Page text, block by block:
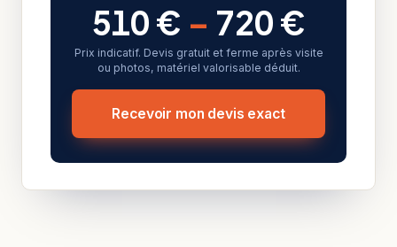
510 € – 720 €
Prix indicatif. Devis gratuit et ferme après visite
ou photos, matériel valorisable déduit.
Recevoir mon devis exact